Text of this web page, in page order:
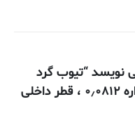
نویسد “تیوب گرد
مس – قطر بیرونی ۰٫۳۱۷۵ ، دیواره ۰٫۰۸۱۲ ، قطر داخلی